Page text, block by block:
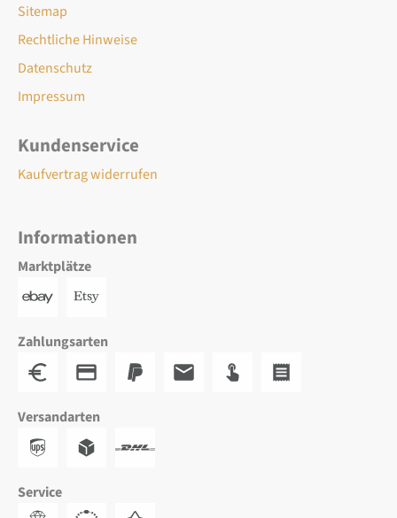
Sitemap
Rechtliche Hinweise
Datenschutz
Impressum
Kundenservice
Kaufvertrag widerrufen
Informationen
Marktplätze
Zahlungsarten
Versandarten
Service